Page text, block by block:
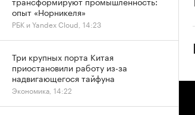
опыт «Норникеля»
РБК и Yandex Cloud, 14:23
Три крупных порта Китая
приостановили работу из-за
надвигающегося тайфуна
Экономика, 14:22